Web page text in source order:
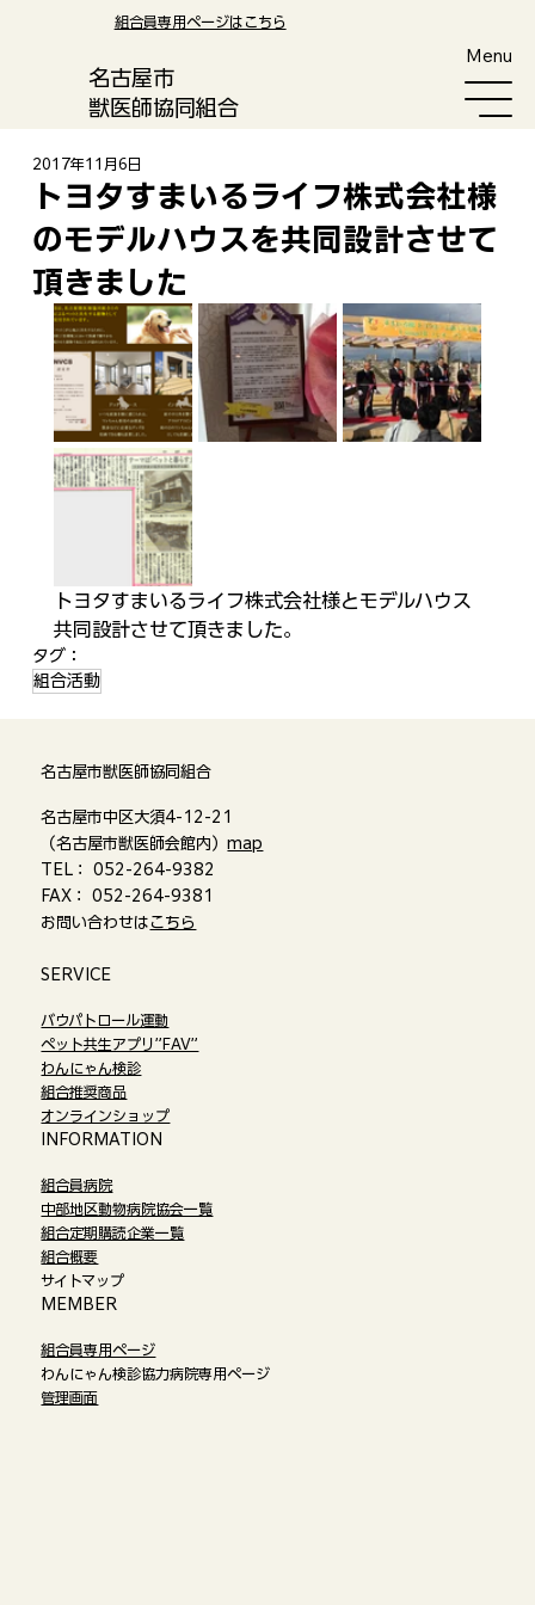
​組合員専用ページはこちら
​名古屋市
獣医師協同組合
Menu
トヨタすまいるライフ株式会社様
のモデルハウスを共同設計させて
頂きました
2017年11月6日
トヨタすまいるライフ株式会社様とモデルハウス
共同設計させて頂きました。
タグ：
組合活動
名古屋市獣医師協同組合
名古屋市中区大須4-12-21
（名古屋市獣医師会館内）map
TEL： 052-264-9382
FAX： 052-264-9381
お問い合わせはこちら
​SERVICE
バウパトロール運動
ペット共生アプリ”FAV”
わんにゃん検診
組合推奨商品
オンラインショップ​
​INFORMATION
組合員病院
中部地区動物病院協会一覧
組合定期購読企業一覧
組合概要
サイトマップ
​MEMBER
組合員専用ページ
わんにゃん検診協力病院専用ページ
管理画面